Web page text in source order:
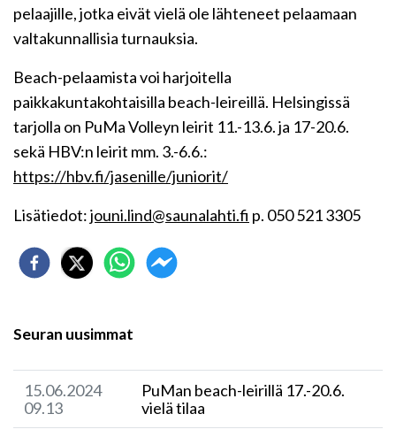
pelaajille, jotka eivät vielä ole lähteneet pelaamaan
valtakunnallisia turnauksia.
Beach-pelaamista voi harjoitella
paikkakuntakohtaisilla beach-leireillä. Helsingissä
tarjolla on PuMa Volleyn leirit 11.-13.6. ja 17-20.6.
sekä HBV:n leirit mm. 3.-6.6.:
https://hbv.fi/jasenille/juniorit/
Lisätiedot:jouni.lind@saunalahti.fi p. 050 521 3305
Seuran uusimmat
15.06.2024
09.13
PuMan beach-leirillä 17.-20.6.
vielä tilaa